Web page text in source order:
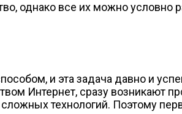
однако все их можно условно
и эта задача давно и
Интернет, сразу возникают
технологий. Поэтому